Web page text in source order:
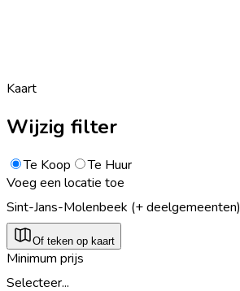
Kaart
Wijzig filter
Te Koop
Te Huur
Voeg een locatie toe
Sint-Jans-Molenbeek (+ deelgemeenten)
Of teken op kaart
Minimum prijs
Selecteer...